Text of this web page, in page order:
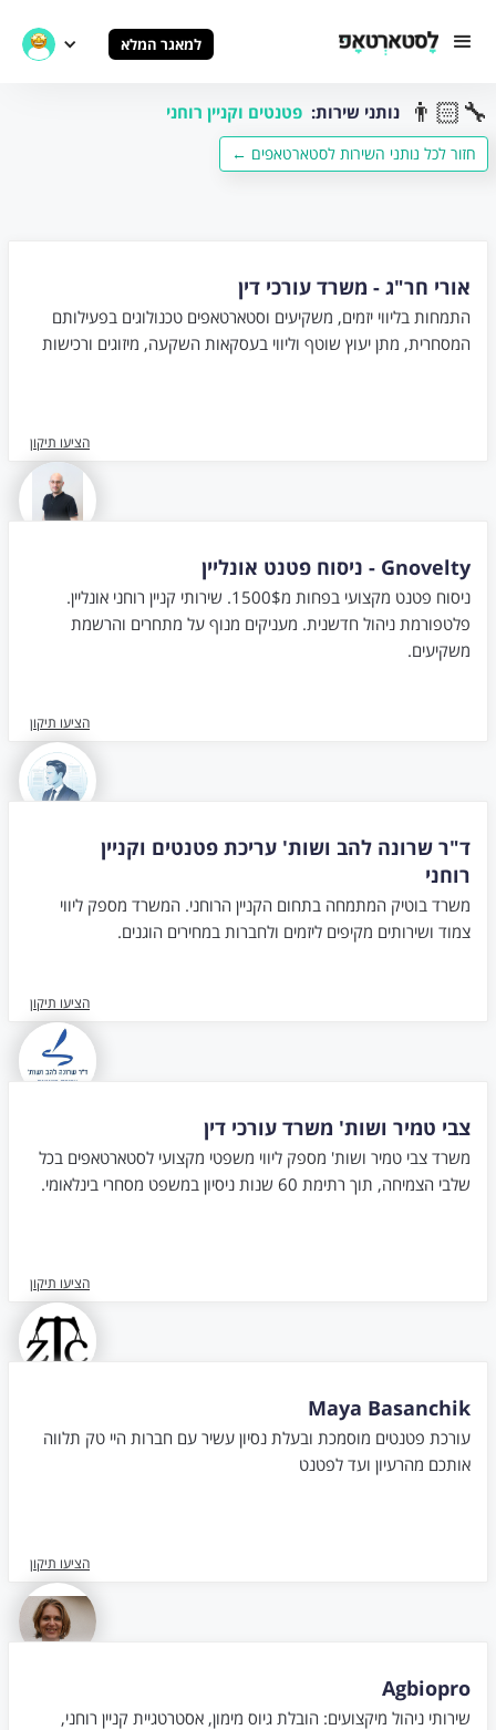
למאגר המלא
פטנטים וקניין רוחני נותני שירות: 👨🏻‍🔧
← חזור לכל נותני השירות לסטארטאפים
אורי חר"ג - משרד עורכי דין
התמחות בליווי יזמים, משקיעים וסטארטאפים טכנולוגים בפעילותם
המסחרית, מתן יעוץ שוטף וליווי בעסקאות השקעה, מיזוגים ורכישות
הציעו תיקון
Gnovelty - ניסוח פטנט אונליין
ניסוח פטנט מקצועי בפחות מ1500$. שירותי קניין רוחני אונליין.
פלטפורמת ניהול חדשנית. מעניקים מנוף על מתחרים והרשמת
משקיעים.
הציעו תיקון
ד"ר שרונה להב ושות' עריכת פטנטים וקניין
רוחני
משרד בוטיק המתמחה בתחום הקניין הרוחני. המשרד מספק ליווי
צמוד ושירותים מקיפים ליזמים ולחברות במחירים הוגנים.
הציעו תיקון
צבי טמיר ושות' משרד עורכי דין
משרד צבי טמיר ושות' מספק ליווי משפטי מקצועי לסטארטאפים בכל
שלבי הצמיחה, תוך רתימת 60 שנות ניסיון במשפט מסחרי בינלאומי.
הציעו תיקון
Maya Basanchik
עורכת פטנטים מוסמכת ובעלת נסיון עשיר עם חברות היי טק תלווה
אותכם מהרעיון ועד לפטנט
הציעו תיקון
Agbiopro
שירותי ניהול מיקצועים: הובלת גיוס מימון, אסטרטגיית קניין רוחני,